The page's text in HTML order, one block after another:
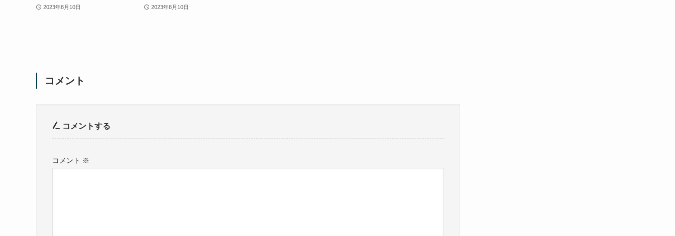
2023年8月10日 2023年8月10日
コメント
コメントする
コメント ※